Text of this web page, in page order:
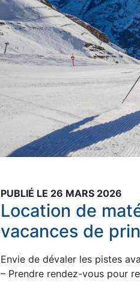
PUBLIÉ LE 26 MARS 2026
Location de
vacances de
Envie de dévaler les pistes
– Prendre rendez-vous pour